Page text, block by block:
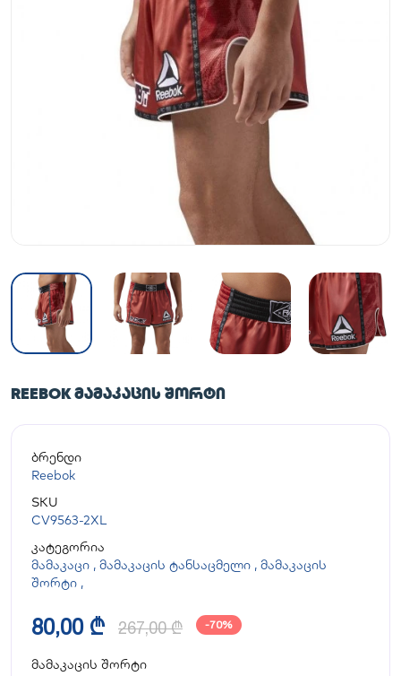
REEBOK ᲛᲐᲛᲐᲙᲐᲪᲘᲡ ᲨᲝᲠᲢᲘ
ბრენდი
Reebok
SKU
CV9563-2XL
კატეგორია
მამაკაცი , მამაკაცის ტანსაცმელი , მამაკაცის
შორტი ,
80,00 ₾ 267,00 ₾ -70%
მამაკაცის შორტი